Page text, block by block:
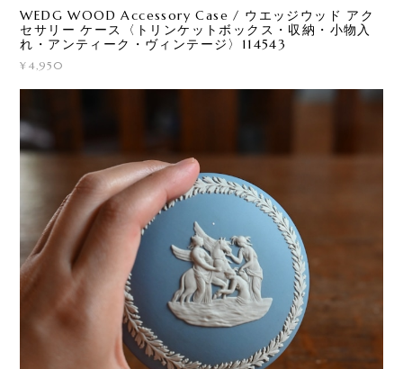
WEDG WOOD Accessory Case / ウエッジウッド アク
セサリー ケース〈トリンケットボックス・収納・小物入
れ・アンティーク・ヴィンテージ〉114543
¥4,950